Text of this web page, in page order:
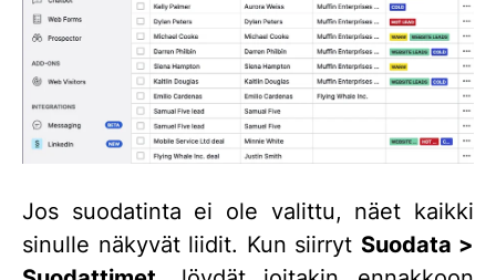
Jos suodatinta ei ole valittu, näet kaikki
sinulle näkyvät liidit. Kun siirryt Suodata >